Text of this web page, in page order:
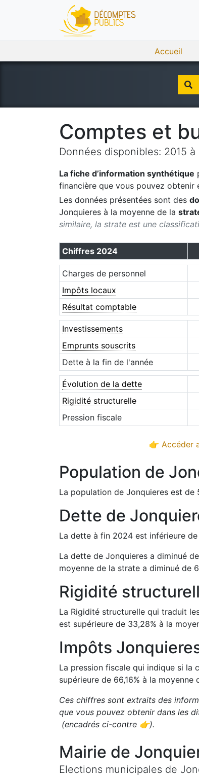
Accueil
Comptes et
Données disponibles: 2015 à
La fiche d’information synthétique
financière que vous pouvez obtenir
Les données présentées sont des
Jonquieres à la moyenne de la
similaire, la strate est une
Chiffres 2024
Charges de personnel
Impôts locaux
Résultat comptable
Investissements
Emprunts souscrits
Dette à la fin de l'année
Évolution de la dette
Rigidité structurelle
Pression fiscale
👉 Accéder
Population de
La population de Jonquieres est de
Dette de
La dette à fin 2024 est inférieure de
La dette de Jonquieres a diminué de
moyenne de la strate a diminué de
Rigidité
La Rigidité structurelle qui traduit
est supérieure de 33,28% à la
Impôts
La pression fiscale qui indique si la
supérieure de 66,16% à la moyenne
Ces chiffres sont extraits des
que vous pouvez obtenir dans les
(encadrés ci-contre 👉).
Mairie de
Elections municipales de